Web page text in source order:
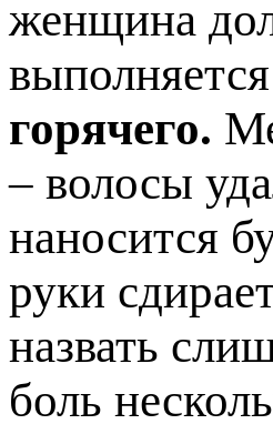
женщина
горячего.
– волосы
наносится
руки
назвать
боль